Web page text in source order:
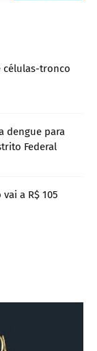
células-tronco
dengue para
Federal
a R$ 105